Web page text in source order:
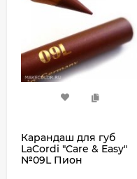
Карандаш для губ
LaCordi "Care & Easy"
№09L Пион